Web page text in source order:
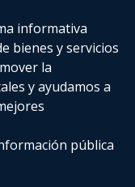
informativa
bienes y servicios
la
y ayudamos a
pública